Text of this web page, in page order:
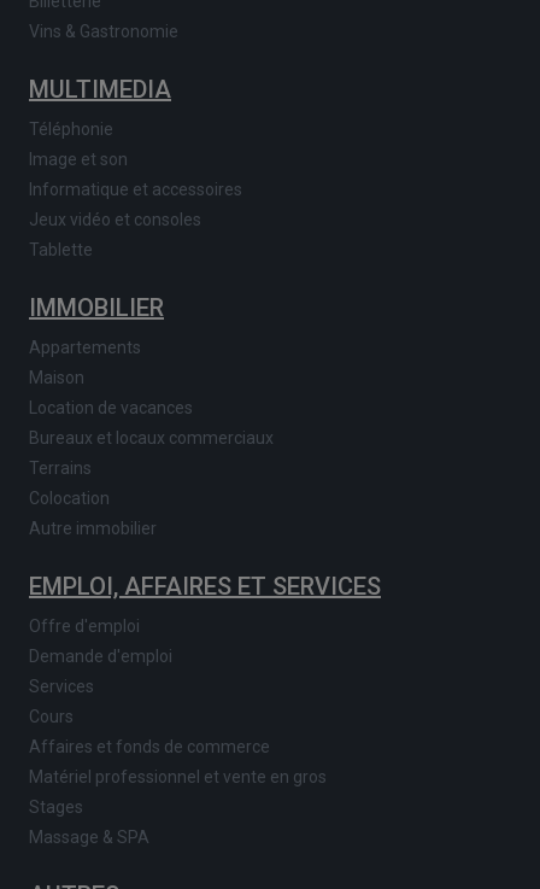
Vins & Gastronomie
MULTIMEDIA
Téléphonie
Image et son
Informatique et accessoires
Jeux vidéo et consoles
Tablette
IMMOBILIER
Appartements
Maison
Location de vacances
Bureaux et locaux commerciaux
Terrains
Colocation
Autre immobilier
EMPLOI, AFFAIRES ET SERVICES
Offre d'emploi
Demande d'emploi
Services
Cours
Affaires et fonds de commerce
Matériel professionnel et vente en gros
Stages
Massage & SPA